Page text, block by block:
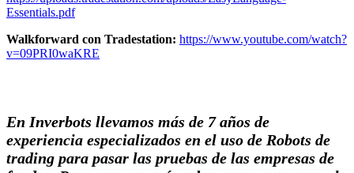
Essentials.pdf
Walkforward con Tradestation: https://www.youtube.com/watch?
v=09PRI0waKRE
En Inverbots llevamos más de 7 años de
experiencia especializados en el uso de Robots de
trading para pasar las pruebas de las empresas de